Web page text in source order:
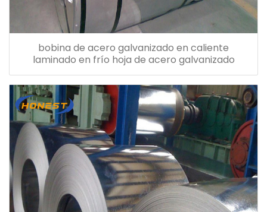
bobina de acero galvanizado en caliente
laminado en frío hoja de acero galvanizado